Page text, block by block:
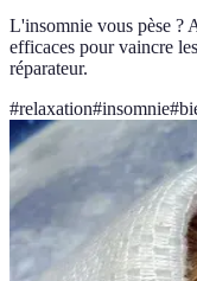
L'insomnie vous pèse ?
efficaces pour vaincre
réparateur.
#relaxation#insomnie#